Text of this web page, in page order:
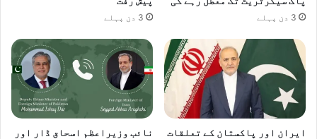
3 دن پہلے 3 دن پہلے
ایران اور پاکستان کے تعلقات
نائب وزیراعظم اسحاق ڈار اور